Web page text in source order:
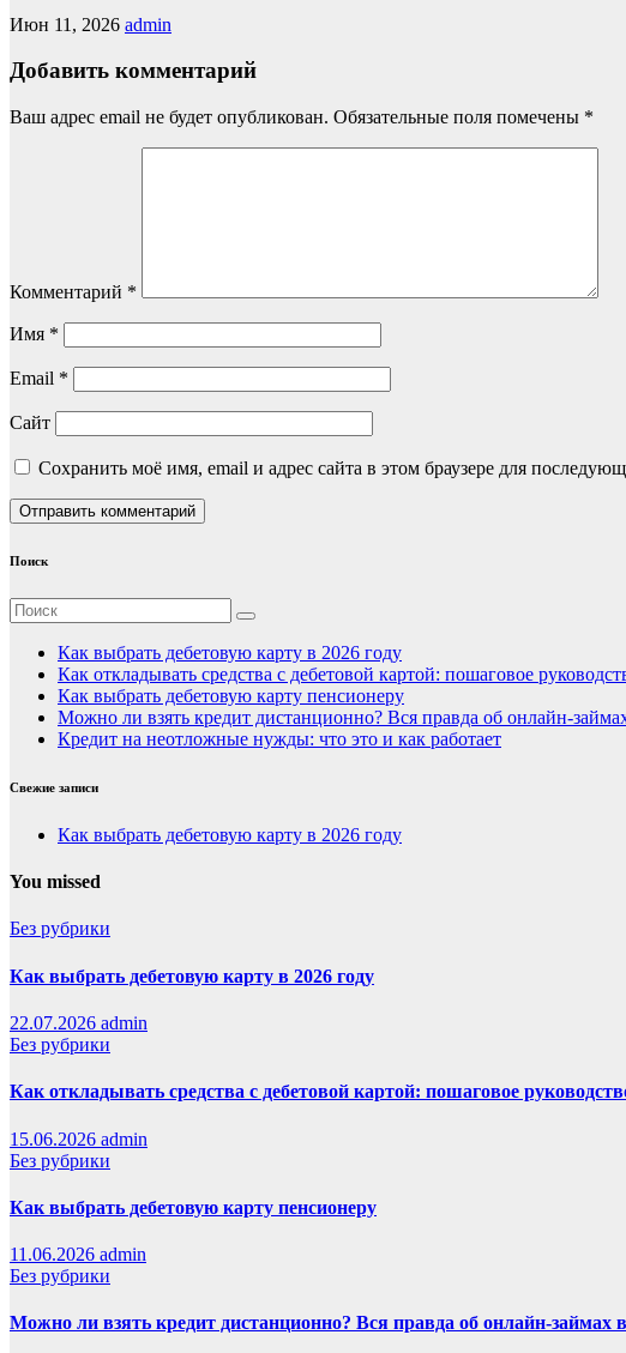
Июн 11, 2026 admin
Добавить комментарий
Ваш адрес email не будет опубликован. Обязательные поля помечены *
Комментарий *
Имя *
Email *
Сайт
Сохранить моё имя, email и адрес сайта в этом браузере для
Поиск
Как выбрать дебетовую карту в 2026 году
Как откладывать средства с дебетовой картой: пошаговое
Как выбрать дебетовую карту пенсионеру
Можно ли взять кредит дистанционно? Вся правда об онлайн-
Кредит на неотложные нужды: что это и как работает
Свежие записи
Как выбрать дебетовую карту в 2026 году
You missed
Без рубрики
Как выбрать дебетовую карту в 2026 году
22.07.2026 admin
Без рубрики
Как откладывать средства с дебетовой картой: пошаговое
15.06.2026 admin
Без рубрики
Как выбрать дебетовую карту пенсионеру
11.06.2026 admin
Без рубрики
Можно ли взять кредит дистанционно? Вся правда об онлайн-займах в